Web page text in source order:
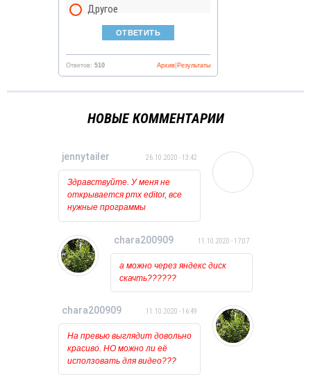
Другое
Ответов: 510 Результаты
Архив
НОВЫЕ КОММЕНТАРИИ
jennytailer 26.10.2020 - 13:42
Здравствуйте. У меня не
открывается pmx editor, все
нужные программы
установлены и обновлены.
то ничего вообще не
происходит, лишь на курсоре
какое то время мигает
загрузка. Может у кого
нибудь была такая проблема?
chara200909 11.10.2020 - 17:07
а можно через яндекс диск
скачть??????
chara200909 11.10.2020 - 16:49
На превью выглядит довольно
красиво. НО можно ли её
исползовать для видео???